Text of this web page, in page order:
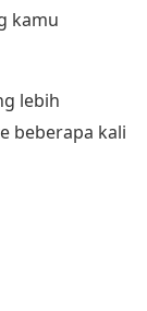
kamu
lebih
beberapa kali